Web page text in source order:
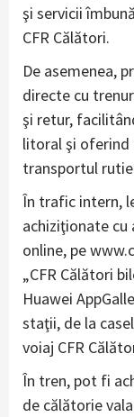
şi servicii
CFR Călători.
De asemenea,
directe cu
şi retur,
litoral şi
transportul
În trafic intern,
achiziţionate cu
online, pe
„CFR Călători
Huawei
staţii, de la
voiaj CFR
În tren, pot fi
de călătorie